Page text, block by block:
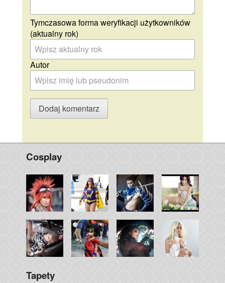
Tymczasowa forma weryfikacji użytkowników
(aktualny rok)
Autor
Cosplay
Tapety